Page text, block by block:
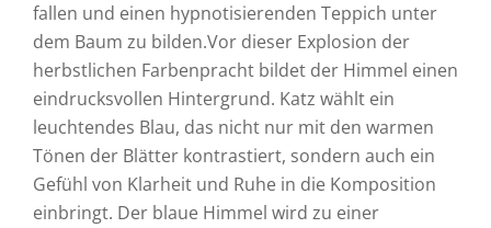
fallen und einen hypnotisierenden Teppich unter
dem Baum zu bilden.Vor dieser Explosion der
herbstlichen Farbenpracht bildet der Himmel einen
eindrucksvollen Hintergrund. Katz wählt ein
leuchtendes Blau, das nicht nur mit den warmen
Tönen der Blätter kontrastiert, sondern auch ein
Gefühl von Klarheit und Ruhe in die Komposition
einbringt. Der blaue Himmel wird zu einer